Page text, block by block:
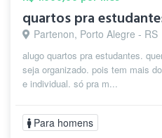
quartos pra
Partenon, Porto Alegre - RS
alugo quartos pra estudantes.
seja organizado. pois tem mais
e individual. só pra m...
Para homens